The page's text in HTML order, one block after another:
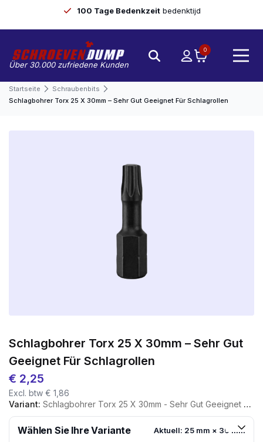
100 Tage Bedenkzeitbedenktijd
Über 30.000 zufriedene Kunden
0
Startseite
Schraubenbits
Schlagbohrer Torx 25 X 30mm – Sehr Gut Geeignet Für Schlagrollen
Schlagbohrer Torx 25 X 30mm – Sehr Gut
Geeignet Für Schlagrollen
€ 2,25
Excl. btw € 1,86
Variant: Schlagbohrer Torx 25 X 30mm - Sehr Gut Geeignet Für Schlagrollen
Wählen Sie Ihre Variante Aktuell: 25 mm × 30 mm